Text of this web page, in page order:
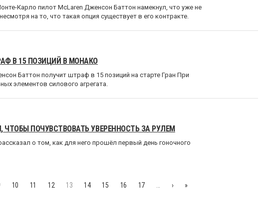
Карло пилот McLaren Дженсон Баттон намекнул, что уже не
на то, что такая опция существует в его контракте.
В 15 ПОЗИЦИЙ В МОНАКО
Баттон получит штраф в 15 позиций на старте Гран При
элементов силового агрегата.
ПОЧУВСТВОВАТЬ УВЕРЕННОСТЬ ЗА РУЛЕМ
о том, как для него прошёл первый день гоночного
10 11 12 13 14 15 16 17 › »